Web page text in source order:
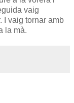
vaig
I vaig tornar amb
la mà.